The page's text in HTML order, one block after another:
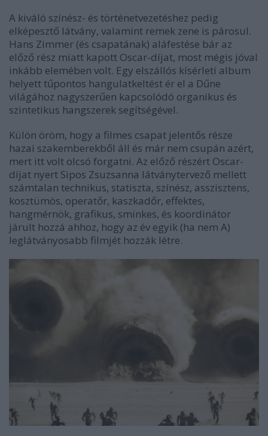
A kiváló színész- és történetvezetéshez pedig
elképesztő látvány, valamint remek zene is párosul.
Hans Zimmer (és csapatának) aláfestése bár az
előző rész miatt kapott Oscar-díjat, most mégis jóval
inkább elemében volt. Egy elszállós kísérleti album
helyett tűpontos hangulatkeltést ér el a Dűne
világához nagyszerűen kapcsolódó organikus és
szintetikus hangszerek segítségével.
Külön öröm, hogy a filmes csapat jelentős része
hazai szakemberekből áll és már nem csupán azért,
mert itt volt olcsó forgatni. Az előző részért Oscar-
díjat nyert Sipos Zsuzsanna látványtervező mellett
számtalan technikus, statiszta, színész, asszisztens,
kosztümös, operatőr, kaszkadőr, effektes,
hangmérnök, grafikus, sminkes, és koordinátor
járult hozzá ahhoz, hogy az év egyik (ha nem A)
leglátványosabb filmjét hozzák létre.